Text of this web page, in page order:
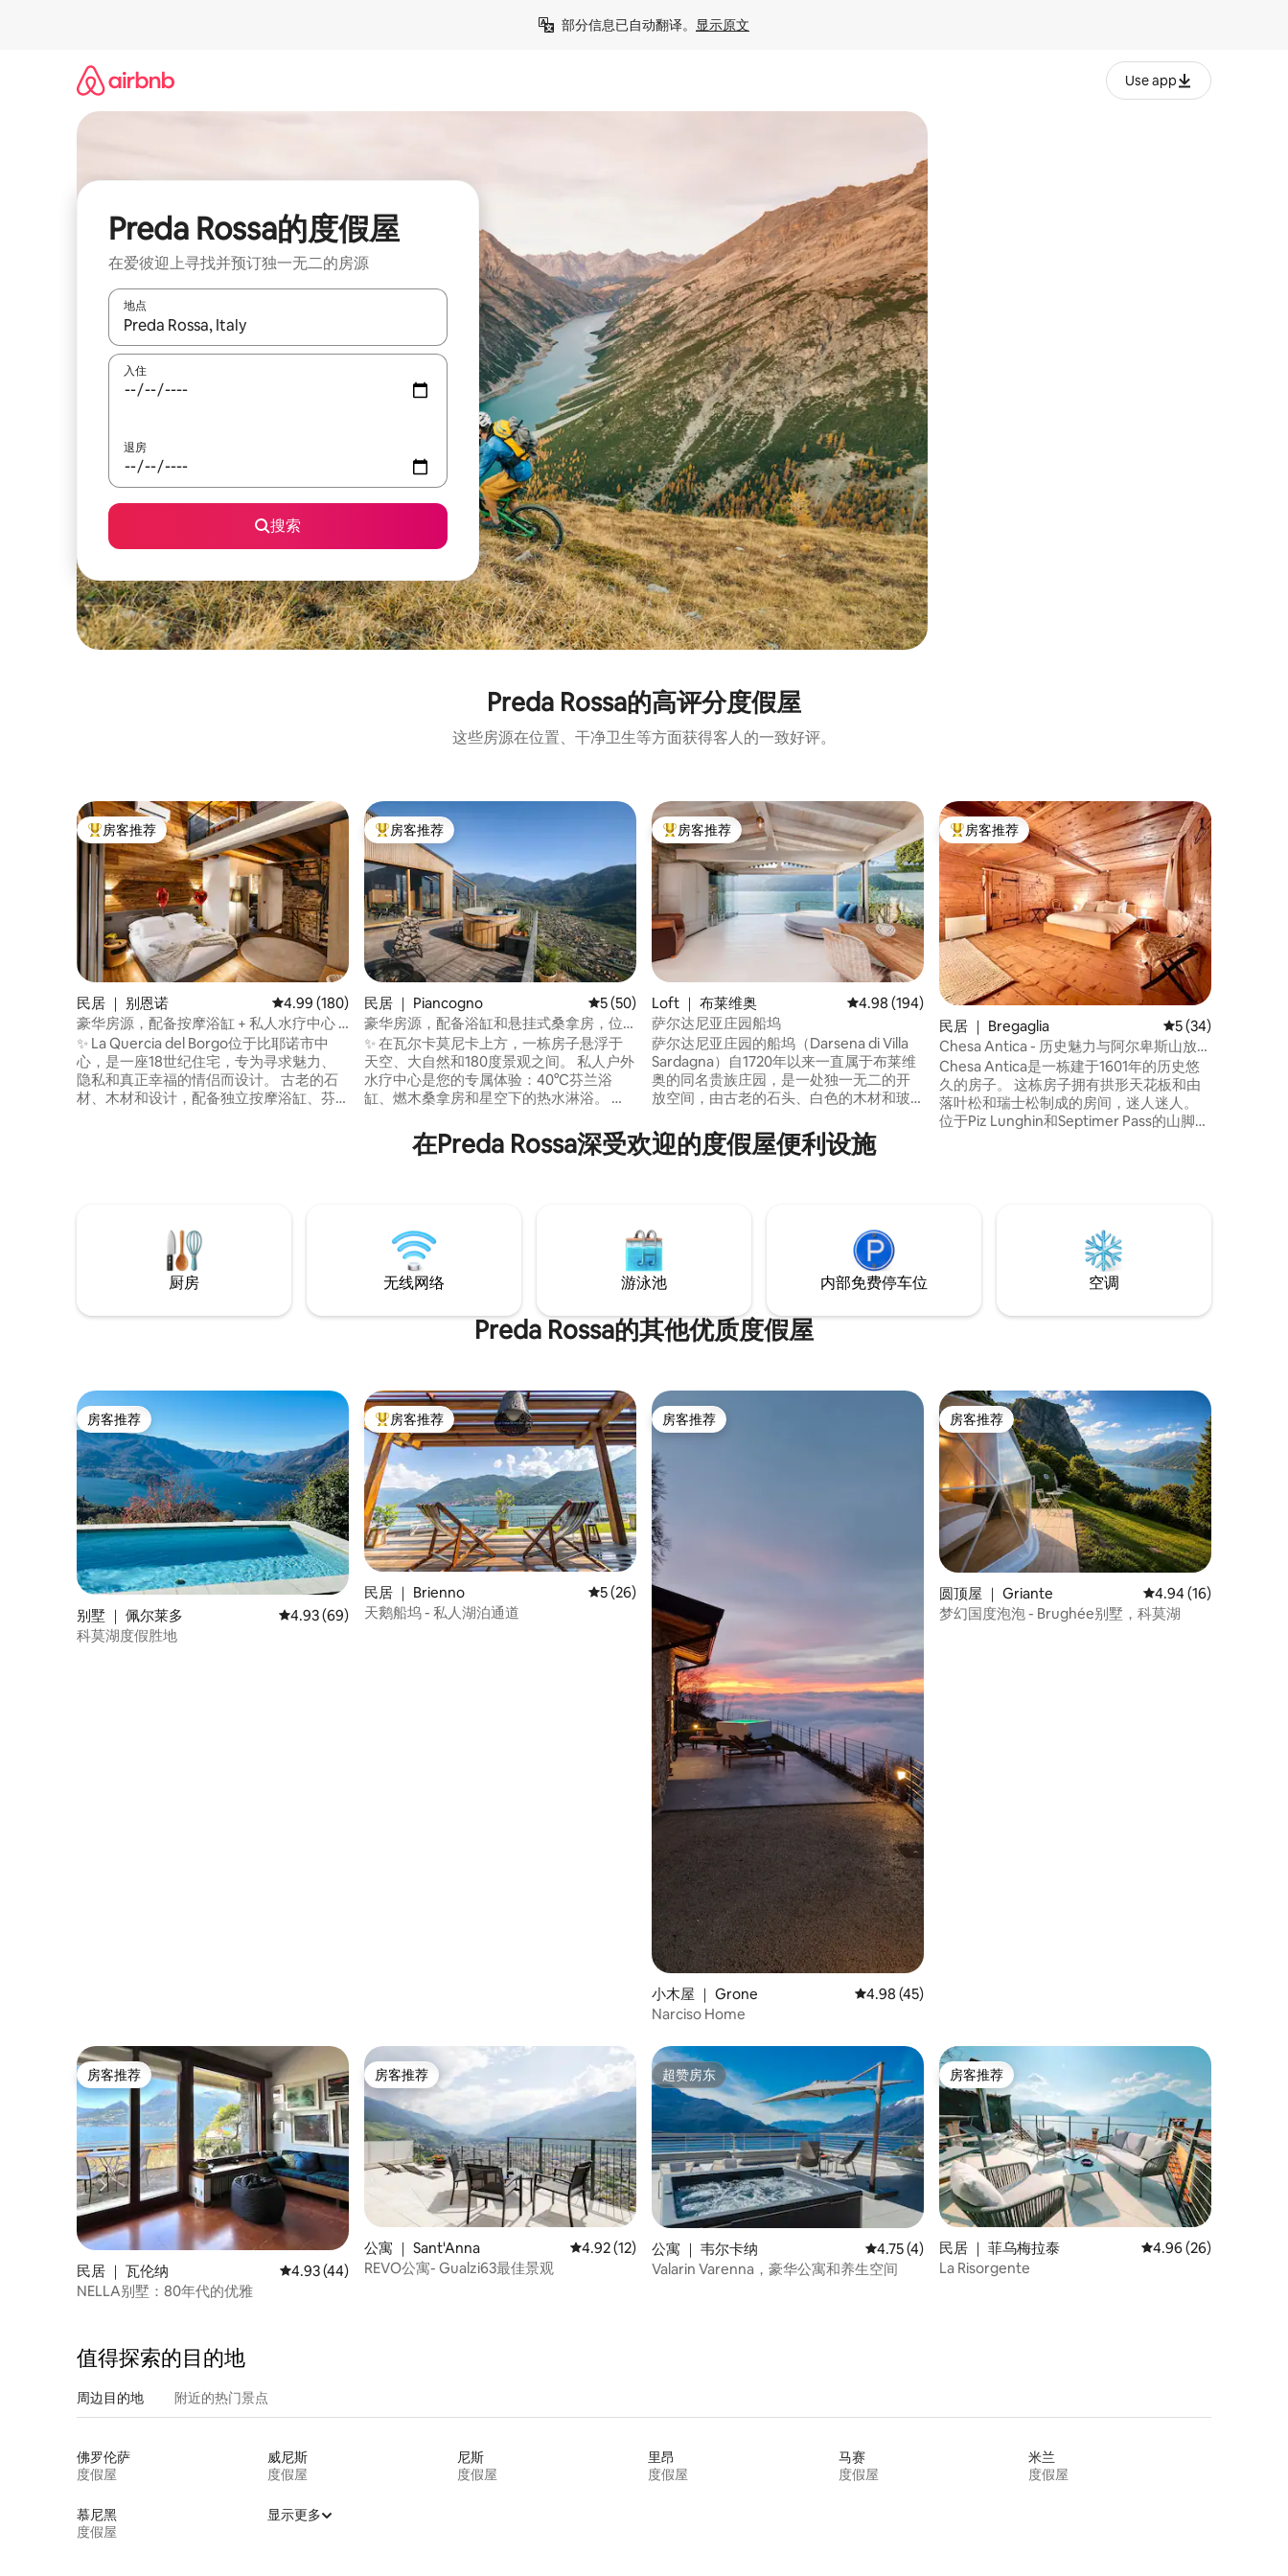
部分信息已自动翻译。 显示原文
Use app
Preda Rossa的度假屋
在爱彼迎上寻找并预订独一无二的房源
地点
如有搜索结果，请使用上下方向键查看，或通过点击或滑动手势浏览。
入住
退房
搜索
Preda Rossa的高评分度假屋
这些房源在位置、干净卫生等方面获得客人的一致好评。
热门「房客推荐」
房客推荐
民居 ｜ 别恩诺 平均评分 4.99 分（满分 5 分），共 180 条评价
4.99 (180)
豪华房源，配备按摩浴缸 + 私人水疗中心 +
阿尔卑斯山景观
✨ La Quercia del Borgo位于比耶诺市中
心，是一座18世纪住宅，专为寻求魅力、
隐私和真正幸福的情侣而设计。 古老的石
材、木材和设计，配备独立按摩浴缸、芬
热门「房客推荐」
房客推荐
民居 ｜ Piancogno 平均评分 5 分（满分 5 分），共 50 条评价
5 (50)
豪华房源，配备浴缸和悬挂式桑拿房，位
于山区
✨ 在瓦尔卡莫尼卡上方，一栋房子悬浮于
天空、大自然和180度景观之间。 私人户外
水疗中心是您的专属体验：40°C芬兰浴
缸、燃木桑拿房和星空下的热水淋浴。 🛏️
可欣赏山谷美景， 高端🍳厨房， 📶 高速无
线网络 🚗 私人停车场 + 电动汽车充电 🌿 隐
热门「房客推荐」
房客推荐
Loft ｜ 布莱维奥 平均评分 4.98 分（满分 5 分），共 194 条评价
4.98 (194)
萨尔达尼亚庄园船坞
萨尔达尼亚庄园的船坞（Darsena di Villa
Sardagna）自1720年以来一直属于布莱维
奥的同名贵族庄园，是一处独一无二的开
放空间，由古老的石头、白色的木材和玻
点是历史悠久的拉里亚诺别墅，其中包括
埃斯特别墅大酒店。它提供一个美丽的阳
热门「房客推荐」
房客推荐
民居 ｜ Bregaglia 平均评分 5 分（满
5 (34)
Chesa Antica - 历史魅力与阿尔卑斯山放松
1601
Chesa Antica是一栋建于1601年的历史悠
久的房子。 这栋房子拥有拱形天花板和由
落叶松和瑞士松制成的房间，迷人迷人。
位于Piz Lunghin和Septimer Pass的山脚
在Preda Rossa深受欢迎的度假屋便利设施
厨房 无线网络 游泳池 内部免费停车位 空调
Preda Rossa的其他优质度假屋
房客推荐
房客推荐
别墅 ｜ 佩尔莱多 平均评分 4.93 分（满分 5 分），共 69 条评价
4.93 (69)
科莫湖度假胜地
热门「房客推荐」
房客推荐
民居 ｜ Brienno 平均评分 5 分（满分 5 分），共 26 条评价
5 (26)
天鹅船坞 - 私人湖泊通道
房客推荐
房客推荐
小木屋 ｜ Grone 平均评分 4.98 分（满分 5 分），共 45 条评价
4.98 (45)
Narciso Home
房客推荐
房客推荐
圆顶屋 ｜ Griante 平均评分 4.94 分（满
4.94 (16)
梦幻国度泡泡 - Brughée别墅，科莫湖
房客推荐
房客推荐
民居 ｜ 瓦伦纳 平均评分 4.93 分（满分 5 分），共 44 条评价
4.93 (44)
NELLA别墅：80年代的优雅
房客推荐
房客推荐
公寓 ｜ Sant'Anna 平均评分 4.92 分（满分 5 分），共 12 条评价
4.92 (12)
REVO公寓- Gualzi63最佳景观
超赞房东
超赞房东
公寓 ｜ 韦尔卡纳 平均评分 4.75 分（满分 5 分），共 4 条评价
4.75 (4)
Valarin Varenna，豪华公寓和养生空间
房客推荐
房客推荐
民居 ｜ 菲乌梅拉泰 平均评分 4.96 分（满
4.96 (26)
La Risorgente
值得探索的目的地
周边目的地 附近的热门景点
佛罗伦萨
度假屋
威尼斯
度假屋
尼斯
度假屋
里昂
度假屋
马赛
度假屋
米兰
度假屋
慕尼黑
度假屋
显示更多